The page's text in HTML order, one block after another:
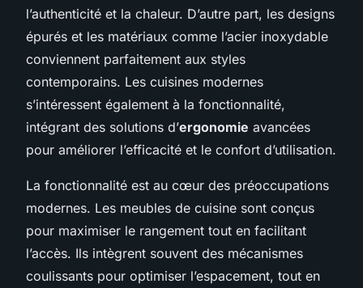
l’authenticité et la chaleur. D’autre part, les designs
épurés et les matériaux comme l’acier inoxydable
conviennent parfaitement aux styles
contemporains. Les cuisines modernes
s’intéressent également à la fonctionnalité,
intégrant des solutions d’ergonomie avancées
pour améliorer l’efficacité et le confort d’utilisation.
La fonctionnalité est au cœur des préoccupations
modernes. Les meubles de cuisine sont conçus
pour maximiser le rangement tout en facilitant
l’accès. Ils intègrent souvent des mécanismes
coulissants pour optimiser l’espacement, tout en